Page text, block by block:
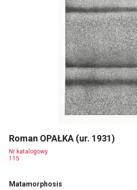
Roman OPAŁKA (ur. 1931)
Nr katalogowy
115
Matamorphosis